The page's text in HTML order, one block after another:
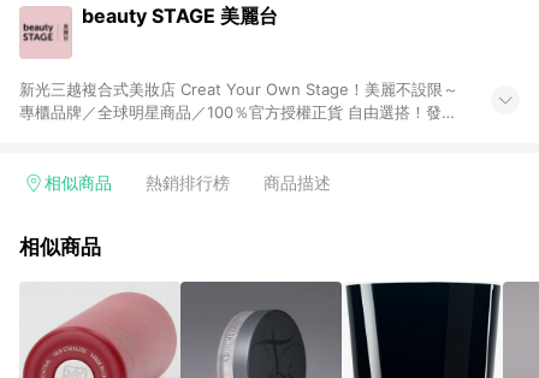
beauty STAGE 美麗台
新光三越複合式美妝店 Creat Your Own Stage！美麗不設限～
專櫃品牌／全球明星商品／100％官方授權正貨 自由選搭！發覺
相似商品 熱銷排行榜 商品描述
相似商品